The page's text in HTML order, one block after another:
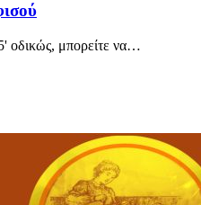
μπορείτε να…